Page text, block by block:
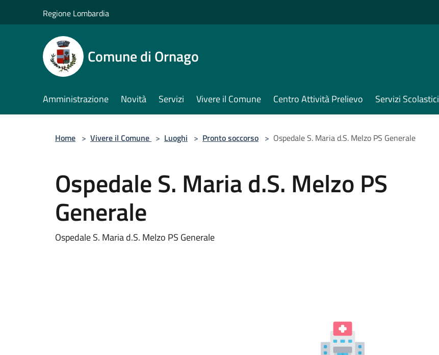
Regione Lombardia
Comune di Ornago
Amministrazione Novità Servizi Vivere il Comune Centro Attività Prelievo Servizi Scolastici
Home > Vivere il Comune > Luoghi > Pronto soccorso > Ospedale S. Maria d.S. Melzo PS Generale
Ospedale S. Maria d.S. Melzo PS
Generale
Ospedale S. Maria d.S. Melzo PS Generale